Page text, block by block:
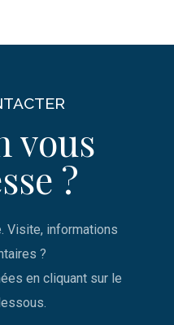
vous
?
Visite, informations
?
en cliquant sur le